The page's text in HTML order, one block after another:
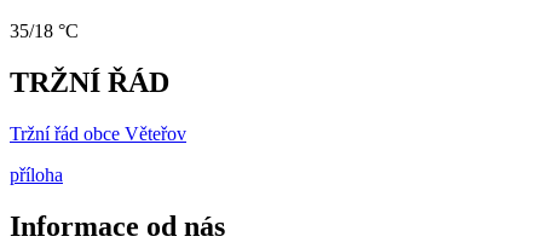
35/18 °C
TRŽNÍ ŘÁD
Tržní řád obce Věteřov
příloha
Informace od nás